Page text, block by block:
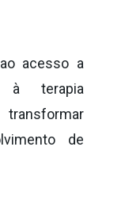
acesso a
à terapia
de